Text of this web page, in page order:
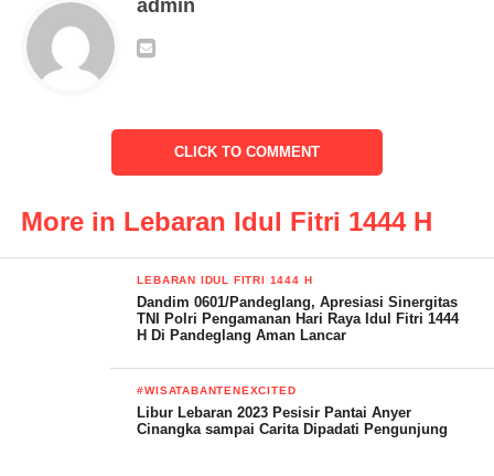
liburan lebaran tahun ini berjalan dengan sangat baik, lancar,
aman tertib dan nyaman,” ucap Yurlena Rachman,
Senin(01/5/2023)
polsek Cinangka, Polsek Ciwandan, Polsek Mancak, Kodim
Banten, Ditpolairud Polda Banten.
Kabupaten Serang, Disporapar Kabupaten Serang, Dishub
Kabupaten Serang BPBD Kabupaten Serang, Dinkes
admin
CLICK TO COMMENT
More in Lebaran Idul Fitri 1444 H
LEBARAN IDUL FITRI 1444 H
Dandim 0601/Pandeglang, Apresiasi Sinergitas
TNI Polri Pengamanan Hari Raya Idul Fitri 1444
H Di Pandeglang Aman Lancar
#WISATABANTENEXCITED
Libur Lebaran 2023 Pesisir Pantai Anyer
Cinangka sampai Carita Dipadati Pengunjung